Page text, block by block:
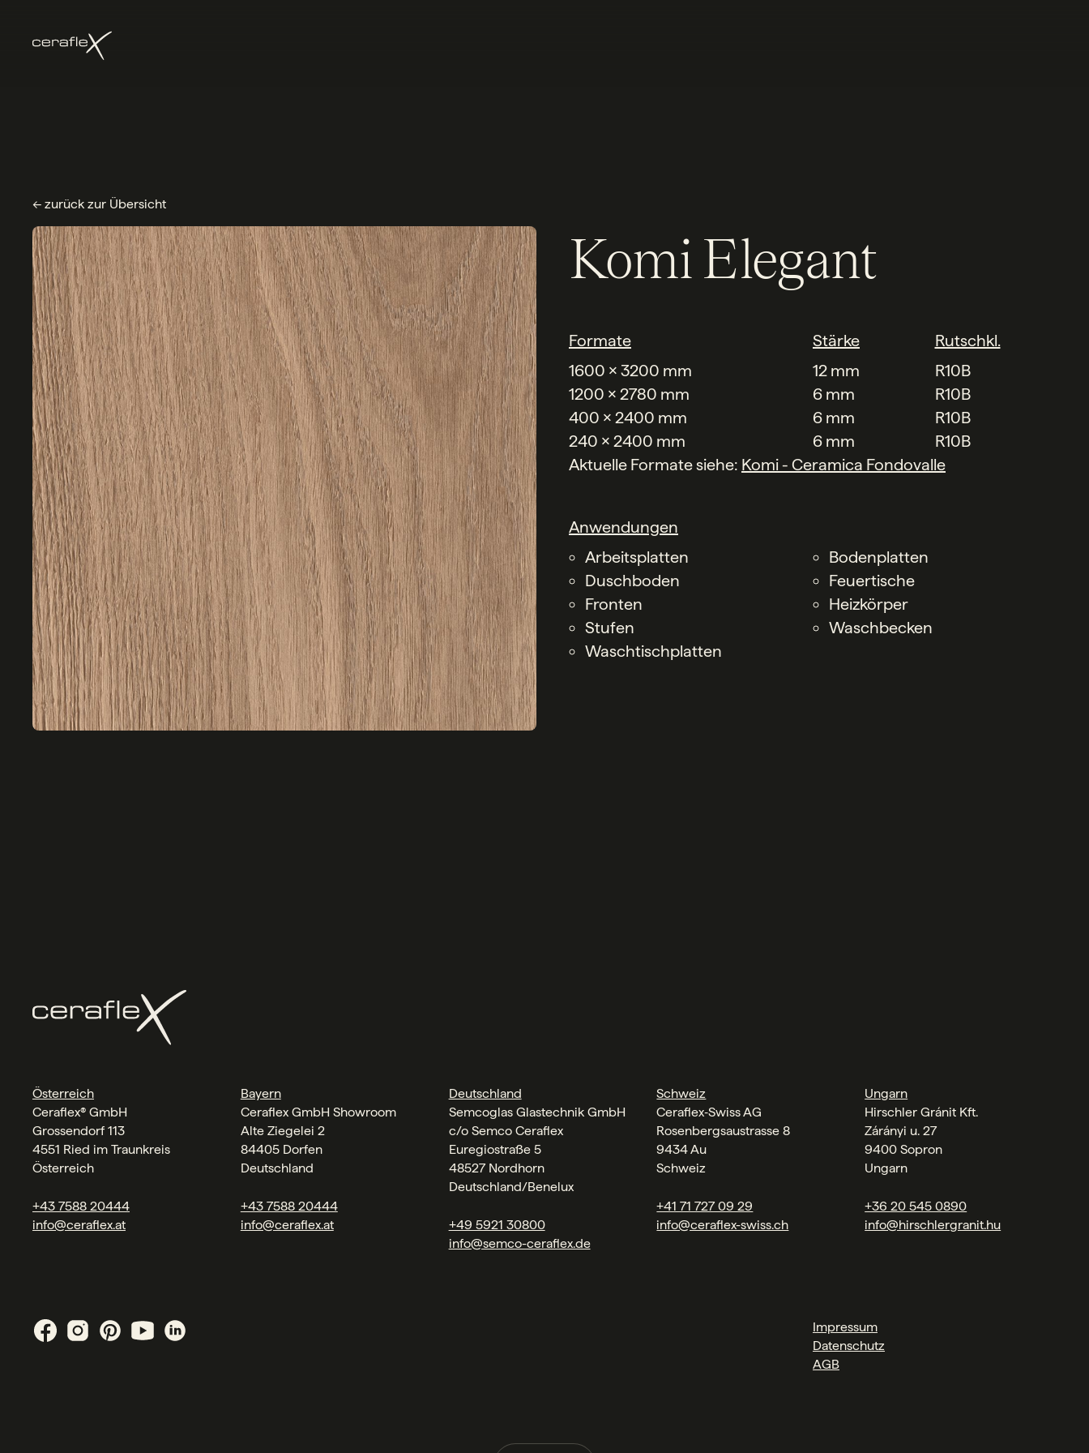
← zurück zur Übersicht
Komi Elegant
Formate Stärke
Rutschkl.
1600 x 3200 mm
12 mm
R10B
1200 x 2780 mm
6 mm
R10B
400 x 2400 mm
6 mm
R10B
240 x 2400 mm
6 mm
R10B
Aktuelle Formate siehe: Komi - Ceramica Fondovalle
Anwendungen
Arbeitsplatten
Bodenplatten
Duschboden
Feuertische
Fronten
Heizkörper
Stufen
Waschbecken
Waschtischplatten
Österreich
Ceraflex® GmbH
Grossendorf 113
4551 Ried im Traunkreis
Österreich
+43 7588 20444
info@ceraflex.at
Bayern
Ceraflex GmbH Showroom
Alte Ziegelei 2
84405 Dorfen
Deutschland
+43 7588 20444
info@ceraflex.at
Deutschland
Semcoglas Glastechnik GmbH
c/o Semco Ceraflex
Euregiostraße 5
48527 Nordhorn
Deutschland/Benelux
+49 5921 30800
info@semco-ceraflex.de
Schweiz
Ceraflex‑Swiss AG
Rosenbergsaustrasse 8
9434 Au
Schweiz
+41 71 727 09 29
info@ceraflex-swiss.ch
Ungarn
Hirschler Gránit Kft.
Zárányi u. 27
9400 Sopron
Ungarn
+36 20 545 0890
info@hirschlergranit.hu
Impressum
Datenschutz
AGB